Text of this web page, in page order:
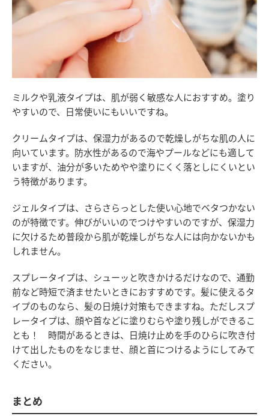
ミルクや乳液タイプは、肌が弱く敏感な人におすすめ。塗り
やすいので、日常使いにもいいですね。
クリームタイプは、保湿力があるので乾燥しがちな肌の人に
向いています。防水性があるので海やプールなどにも適して
いますが、油分が多いためやや塗りにくく落としにくいとい
う特徴があります。
ジェルタイプは、さらさらっとした使い心地でベタつかない
のが特徴です。伸びがいいのでつけやすいのですが、保湿力
に欠けるため普段から肌が乾燥しがちな人には向かないかも
しれません。
スプレータイプは、シューッと吹きかけるだけなので、通勤
前など時短で済ませたいときにおすすめです。髪に使えるタ
イプのものなら、髪の日焼け対策もできますね。ただしスプ
レータイプは、顔や首などに塗りむらや塗り残しができるこ
とも！ 時間があるときは、日焼け止めを手のひらに吹き付
けて出したものをなじませ、顔と首につけるようにしてみて
ください。
まとめ